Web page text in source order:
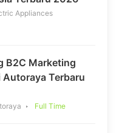
Appliances
B2C Marketing
Autoraya Terbaru
Full Time